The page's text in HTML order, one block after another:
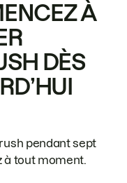
À
DÈS
pendant sept
à tout moment.